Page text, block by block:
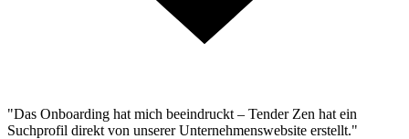
"Das Onboarding hat mich beeindruckt – Tender Zen hat ein
Suchprofil direkt von unserer Unternehmenswebsite erstellt."